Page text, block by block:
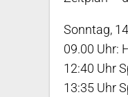
Sonntag,
09.00 Uhr:
12:40 Uhr
13:35 Uhr